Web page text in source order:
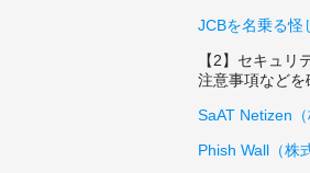
JCBを名乗る怪
【2】セキュリ
注意事項などを
SaAT Netizen
Phish Wall（株